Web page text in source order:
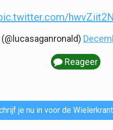
Reageer
je nu in voor de